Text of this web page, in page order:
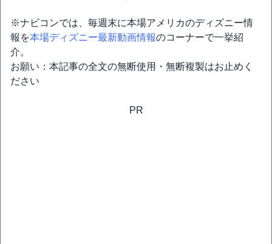
※ナビコンでは、毎週末に本場アメリカのディズニー情
報を本場ディズニー最新動画情報のコーナーで一挙紹
介。
お願い：本記事の全文の無断使用・無断複製はお止めく
ださい
PR